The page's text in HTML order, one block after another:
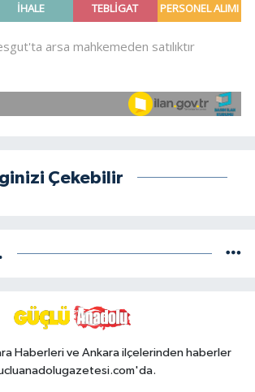
Çekebilir
Haberleri ve Ankara ilçelerinden haberler